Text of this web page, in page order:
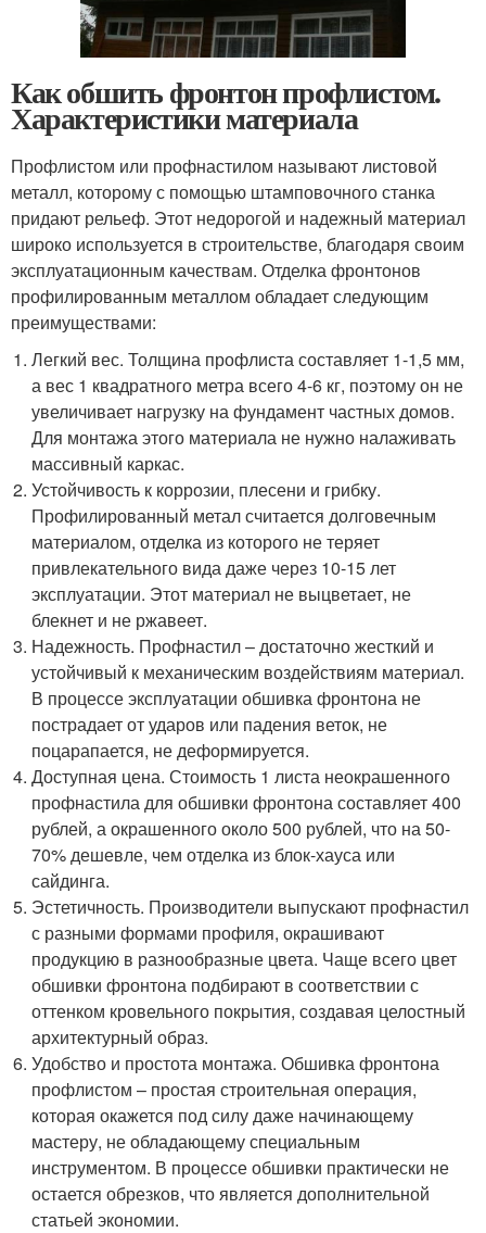
Как обшить фронтон профлистом.
Характеристики материала
Профлистом или профнастилом называют листовой
металл, которому с помощью штамповочного станка
придают рельеф. Этот недорогой и надежный материал
широко используется в строительстве, благодаря своим
эксплуатационным качествам. Отделка фронтонов
профилированным металлом обладает следующим
преимуществами:
Легкий вес. Толщина профлиста составляет 1-1,5 мм,
а вес 1 квадратного метра всего 4-6 кг, поэтому он не
увеличивает нагрузку на фундамент частных домов.
Для монтажа этого материала не нужно налаживать
массивный каркас.
Устойчивость к коррозии, плесени и грибку.
Профилированный метал считается долговечным
материалом, отделка из которого не теряет
привлекательного вида даже через 10-15 лет
эксплуатации. Этот материал не выцветает, не
блекнет и не ржавеет.
Надежность. Профнастил – достаточно жесткий и
устойчивый к механическим воздействиям материал.
В процессе эксплуатации обшивка фронтона не
пострадает от ударов или падения веток, не
поцарапается, не деформируется.
Доступная цена. Стоимость 1 листа неокрашенного
профнастила для обшивки фронтона составляет 400
рублей, а окрашенного около 500 рублей, что на 50-
70% дешевле, чем отделка из блок-хауса или
сайдинга.
Эстетичность. Производители выпускают профнастил
с разными формами профиля, окрашивают
продукцию в разнообразные цвета. Чаще всего цвет
обшивки фронтона подбирают в соответствии с
оттенком кровельного покрытия, создавая целостный
архитектурный образ.
Удобство и простота монтажа. Обшивка фронтона
профлистом – простая строительная операция,
которая окажется под силу даже начинающему
мастеру, не обладающему специальным
инструментом. В процессе обшивки практически не
остается обрезков, что является дополнительной
статьей экономии.